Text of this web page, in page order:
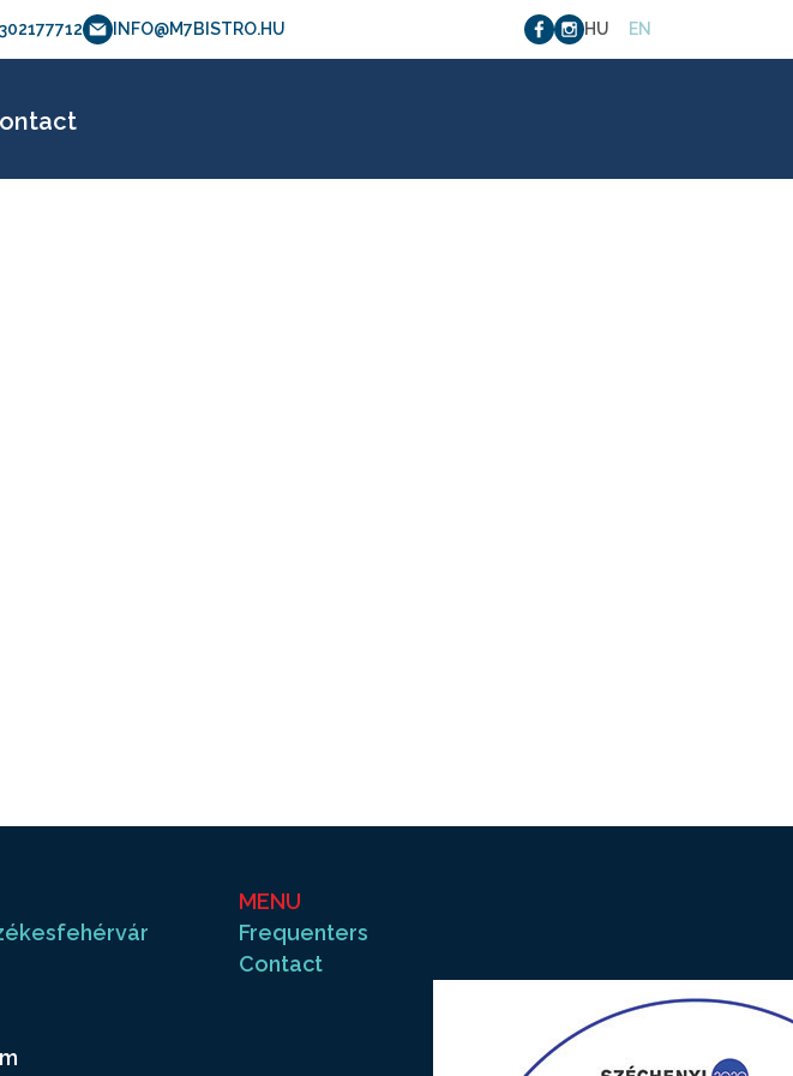
INFO@M7BISTRO.HU HU EN
0905
MENU
Frequenters
Contact